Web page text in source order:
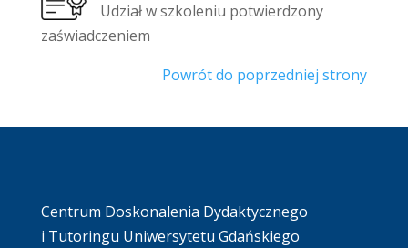
Udział w szkoleniu potwierdzony
zaświadczeniem
Powrót do poprzedniej strony
Centrum Doskonalenia Dydaktycznego
i Tutoringu Uniwersytetu Gdańskiego